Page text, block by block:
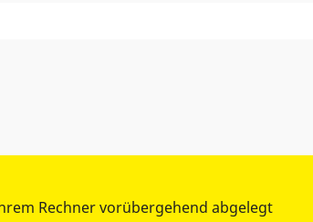
Rechner vorübergehend abgelegt